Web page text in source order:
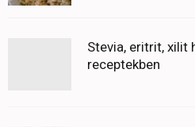
Stevia, eritrit, xilit
receptekben